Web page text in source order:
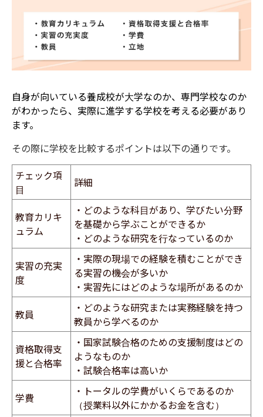
自身が向いている養成校が大学なのか、専門学校なのか
がわかったら、実際に進学する学校を考える必要があり
ます。
その際に学校を比較するポイントは以下の通りです。
チェック項
目
詳細
教育カリキ
ュラム
・どのような科目があり、学びたい分野
を基礎から学ぶことができるか
・どのような研究を行なっているのか
実習の充実
度
・実際の現場での経験を積むことができ
る実習の機会が多いか
・実習先にはどのような場所があるのか
教員
・どのような研究または実務経験を持つ
教員から学べるのか
資格取得支
援と合格率
・国家試験合格のための支援制度はどの
ようなものか
・試験合格率は高いか
学費
・トータルの学費がいくらであるのか
（授業料以外にかかるお金を含む）